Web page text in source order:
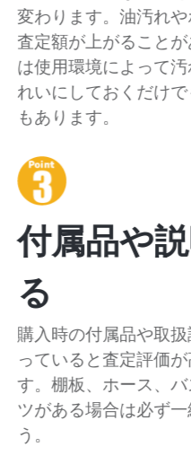
変わります。油汚れ
査定額が上がること
は使用環境によって
れいにしておくだけ
もあります。
付属品や
る
購入時の付属品や取
っていると査定評価
す。棚板、ホース、
ツがある場合は必ず
う。